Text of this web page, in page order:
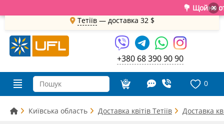
💐 Щойно ×
Тетіїв— доставка 32 $
+380 68 390 90 90
0
Київська область Доставка квітів Тетіїв Доставка